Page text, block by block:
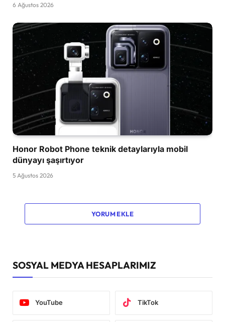
6 Ağustos 2026
Honor Robot Phone teknik detaylarıyla mobil
dünyayı şaşırtıyor
5 Ağustos 2026
YORUM EKLE
SOSYAL MEDYA HESAPLARIMIZ
YouTube TikTok